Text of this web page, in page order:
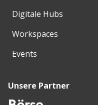
Digitale Hubs
Workspaces
Events
Unsere Partner